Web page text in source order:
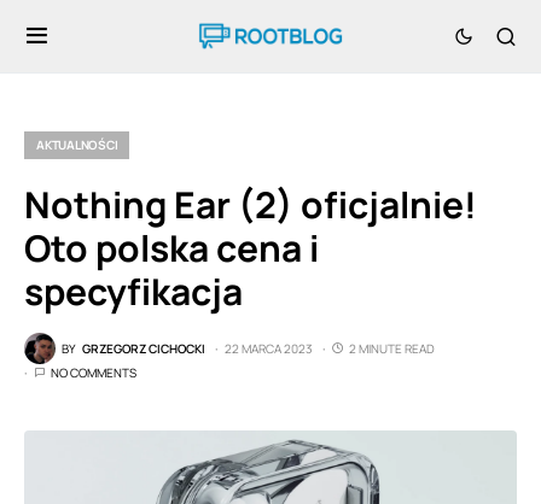
AKTUALNOŚCI
Nothing Ear (2) oficjalnie!
Oto polska cena i
specyfikacja
BY GRZEGORZ CICHOCKI 22 MARCA 2023
2 MINUTE READ
NO COMMENTS